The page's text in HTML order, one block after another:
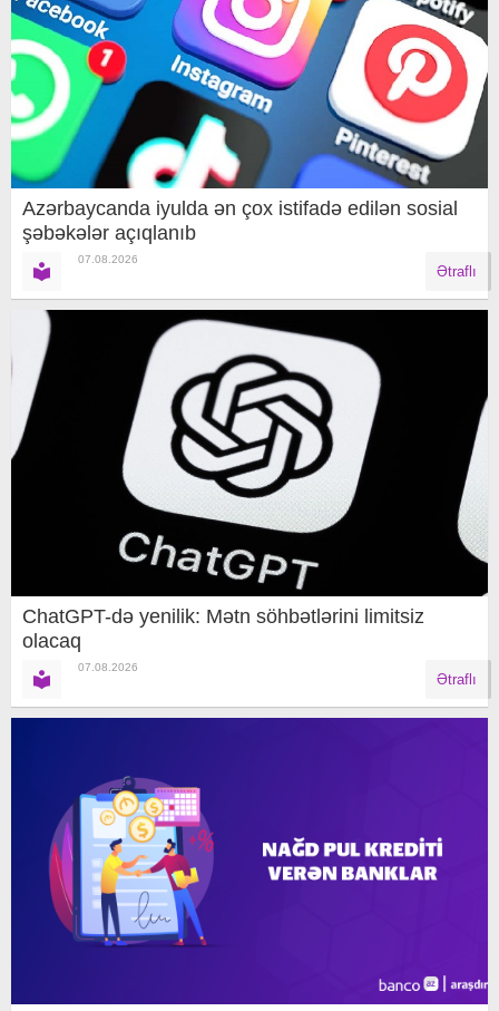
Azərbaycanda iyulda ən çox istifadə edilən sosial
şəbəkələr açıqlanıb
07.08.2026
Ətraflı
ChatGPT-də yenilik: Mətn söhbətlərini limitsiz
olacaq
07.08.2026
Ətraflı